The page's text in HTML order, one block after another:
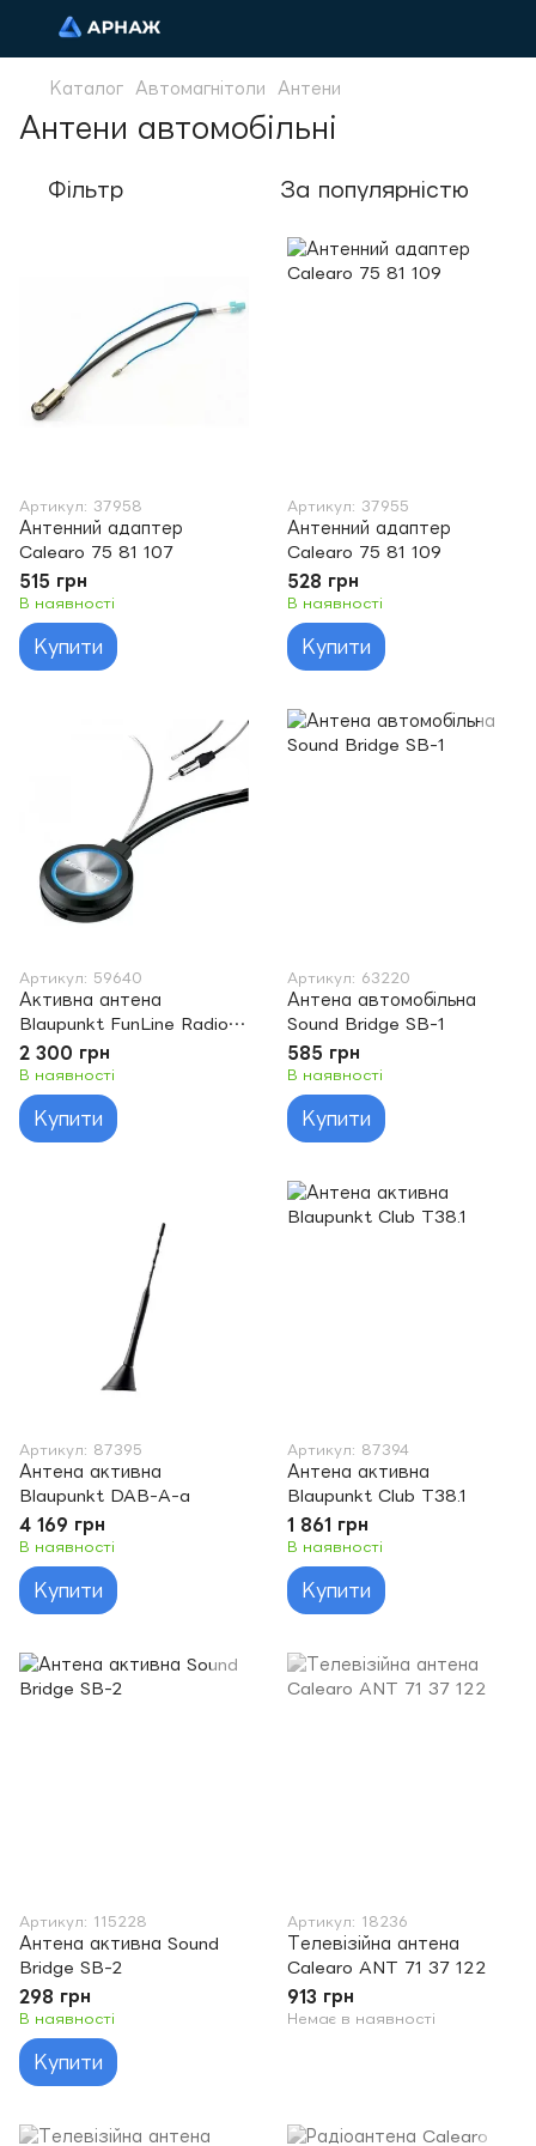
Каталог Автомагнітоли Антени
Антени автомобільні
Фільтр За популярністю
Артикул: 37958
Антенний адаптер
Calearo 75 81 107
515 грн
В наявності
Купити
Артикул: 37955
Антенний адаптер
Calearo 75 81 109
528 грн
В наявності
Купити
Артикул: 59640
Активна антена
Blaupunkt FunLine Radio
A-R G 01-E
2 300 грн
В наявності
Купити
Артикул: 63220
Антена автомобільна
Sound Bridge SB-1
585 грн
В наявності
Купити
Артикул: 87395
Антена активна
Blaupunkt DAB-A-a
4 169 грн
В наявності
Купити
Артикул: 87394
Антена активна
Blaupunkt Club T38.1
1 861 грн
В наявності
Купити
Артикул: 115228
Антена активна Sound
Bridge SB-2
298 грн
В наявності
Купити
Артикул: 18236
Телевізійна антена
Calearo ANT 71 37 122
913 грн
Немає в наявності